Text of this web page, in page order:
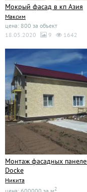
Мокрый фасад в кп Азия
Максим
цена: 800 за объект
18.05.2020
9 1642
Монтаж фасадных
Docke
Никита
2